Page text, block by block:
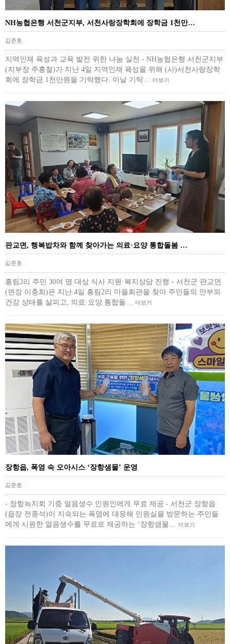
NH농협은행 서천군지부, 서천사랑장학회에 장학금 1천만…
김준호
지역인재 육성과 교육 발전 위한 나눔 실천 - NH농협은행 서천군지부
(지부장 주홍철)가 지난 4일 지역인재 육성을 위해 (사)서천사랑장학
회에 장학금 1천만원을 기탁했다. 이날 기탁…
더보기
판교면, 행복밥차와 함께 찾아가는 의료·요양 통합돌봄 …
김준호
흥림2리 주민 30여 명 대상 식사 지원·복지상담 진행 - 서천군 판교면
(면장 이충희)은 지난 4일 흥림2리 마을회관을 찾아 주민들의 안부와
건강 상태를 살피고, 의료·요양 통합돌…
더보기
장항읍, 폭염 속 오아시스 ‘장항샘물’ 운영
김준호
- 장항녹지회 기증 얼음생수 민원인에게 무료 제공 - 서천군 장항읍
(읍장 전종석)이 지속되는 폭염에 대응해 민원실을 방문하는 주민들
에게 시원한 얼음생수를 무료로 제공하는 ‘장항샘물… 더보기